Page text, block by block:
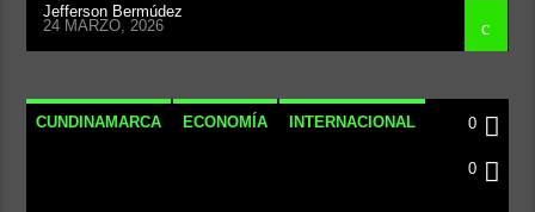
Jefferson Bermúdez
24 MARZO, 2026
CUNDINAMARCA ECONOMÍA INTERNACIONAL 0
0